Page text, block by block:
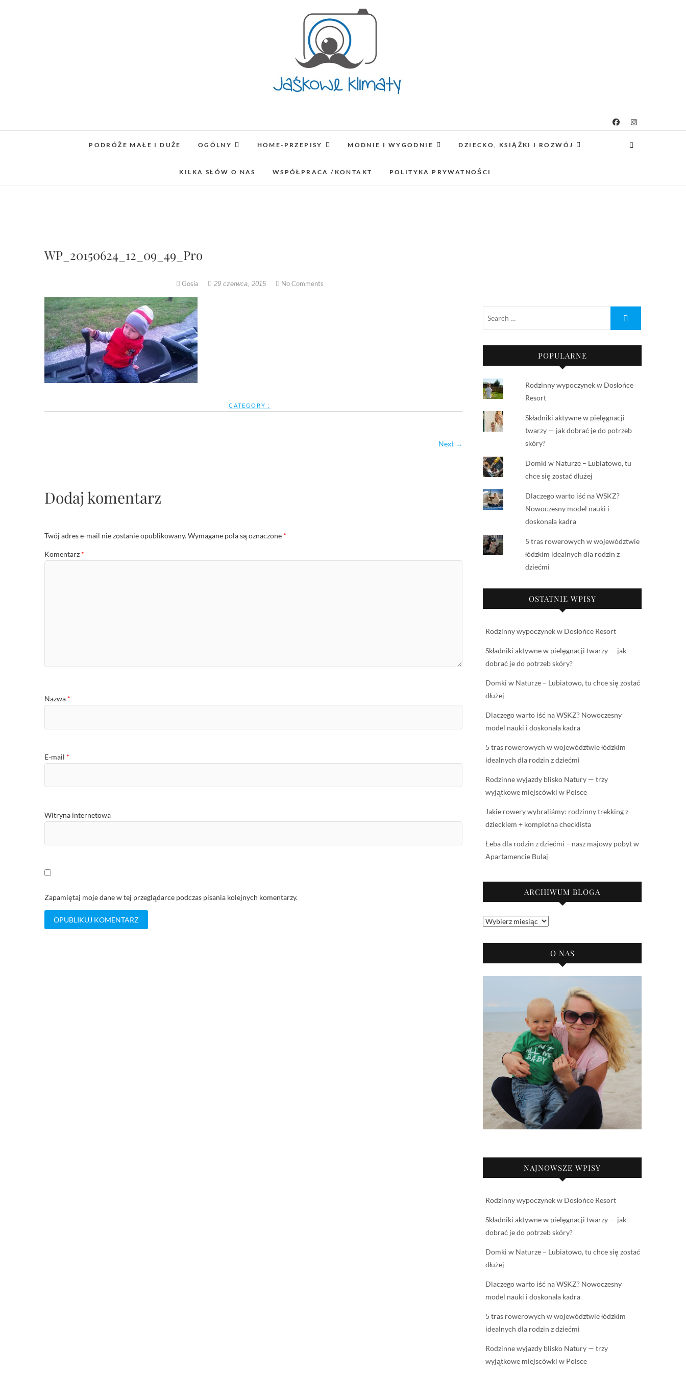
Jaśkowe klimaty-Blog rodzicielsko-
lifestylowy
OPISUJEMY ŻYCIE. ZABAWA POŁĄCZONA Z NAUKĄ, CIEKAWE PROJEKTY DIY Z DZIECKIEM,
PODRÓŻE MAŁE I DUŻE OGÓLNY HOME-PRZEPISY MODNIE I WYGODNIE DZIECKO, KSIĄŻKI I ROZWÓJ
KILKA SŁÓW O NAS WSPÓŁPRACA /KONTAKT POLITYKA PRYWATNOŚCI
WP_20150624_12_09_49_Pro
Gosia 29 czerwca, 2015 No Comments
CATEGORY :
Next →
Dodaj komentarz
Twój adres e-mail nie zostanie opublikowany.Wymagane pola są oznaczone *
Komentarz *
Nazwa *
E-mail *
Witryna internetowa
Zapamiętaj moje dane w tej przeglądarce podczas pisania kolejnych komentarzy.
POPULARNE
Rodzinny wypoczynek w Dosłońce
Resort
Składniki aktywne w pielęgnacji
twarzy — jak dobrać je do potrzeb
skóry?
Domki w Naturze – Lubiatowo, tu
chce się zostać dłużej
Dlaczego warto iść na WSKZ?
Nowoczesny model nauki i
doskonała kadra
5 tras rowerowych w województwie
łódzkim idealnych dla rodzin z
dziećmi
OSTATNIE WPISY
Rodzinny wypoczynek w Dosłońce Resort
Składniki aktywne w pielęgnacji twarzy — jak
dobrać je do potrzeb skóry?
Domki w Naturze – Lubiatowo, tu chce się zostać
dłużej
Dlaczego warto iść na WSKZ? Nowoczesny
model nauki i doskonała kadra
5 tras rowerowych w województwie łódzkim
idealnych dla rodzin z dziećmi
Rodzinne wyjazdy blisko Natury — trzy
wyjątkowe miejscówki w Polsce
Jakie rowery wybraliśmy: rodzinny trekking z
dzieckiem + kompletna checklista
Łeba dla rodzin z dziećmi – nasz majowy pobyt w
Apartamencie Bulaj
ARCHIWUM BLOGA
Archiwum
O NAS
NAJNOWSZE WPISY
Rodzinny wypoczynek w Dosłońce Resort
Składniki aktywne w pielęgnacji twarzy — jak
dobrać je do potrzeb skóry?
Domki w Naturze – Lubiatowo, tu chce się zostać
dłużej
Dlaczego warto iść na WSKZ? Nowoczesny
model nauki i doskonała kadra
5 tras rowerowych w województwie łódzkim
idealnych dla rodzin z dziećmi
Rodzinne wyjazdy blisko Natury — trzy
wyjątkowe miejscówki w Polsce